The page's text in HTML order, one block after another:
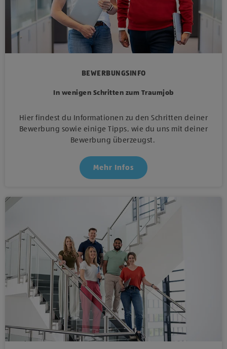
BEWERBUNGSINFO
In wenigen Schritten zum Traumjob
Hier findest du Informationen zu den Schritten deiner
Bewerbung sowie einige Tipps, wie du uns mit deiner
Bewerbung überzeugst.
Mehr Infos